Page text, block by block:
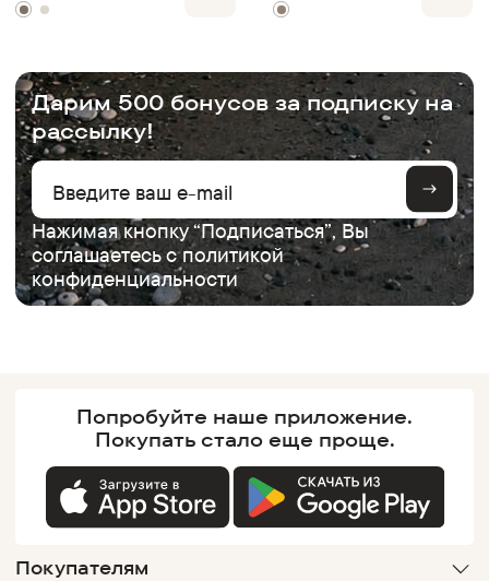
Дарим 500 бонусов за подписку на
рассылку!
Нажимая кнопку “Подписаться”, Вы
соглашаетесь сполитикой
конфиденциальности
Попробуйте наше приложение.
Покупатьстало еще проще.
Покупателям